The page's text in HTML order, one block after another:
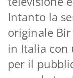
Intanto la
originale Bir
in Italia con
per il